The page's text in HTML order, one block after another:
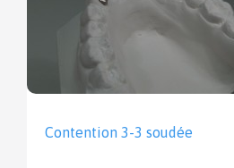
Contention 3-3 soudée